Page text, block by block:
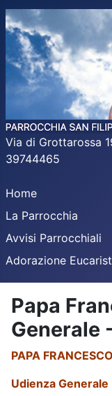
Via di Grottarossa
39744465
Home
La Parrocchia
Avvisi Parrocchiali
Adorazione
Papa
Generale
PAPA FRANCESCO
Udienza Generale